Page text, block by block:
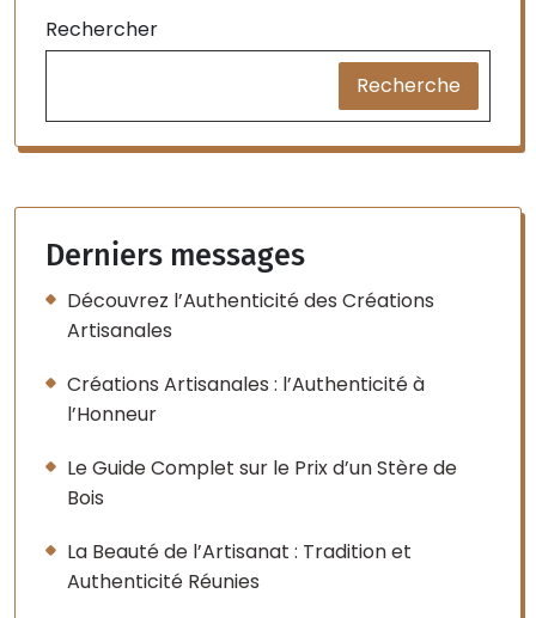
Rechercher
Recherche
Derniers messages
Découvrez l’Authenticité des Créations
Artisanales
Créations Artisanales : l’Authenticité à
l’Honneur
Le Guide Complet sur le Prix d’un Stère de
Bois
La Beauté de l’Artisanat : Tradition et
Authenticité Réunies